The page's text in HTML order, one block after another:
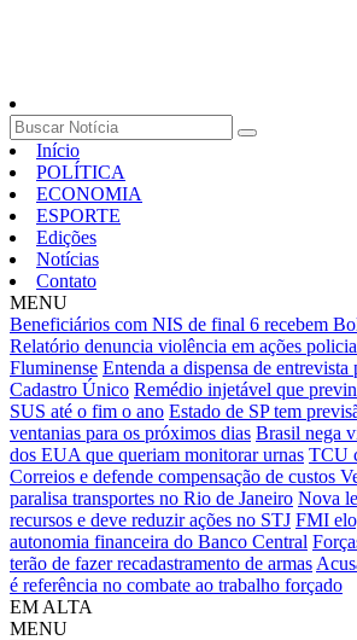
Início
POLÍTICA
ECONOMIA
ESPORTE
Edições
Notícias
Contato
MENU
Beneficiários com NIS de final 6 recebem
Relatório denuncia violência em ações
Fluminense Entenda a dispensa de entrevista
Cadastro Único Remédio injetável que
SUS até o fim o ano Estado de SP tem
ventanias para os próximos dias Brasil nega
dos EUA que queriam monitorar urnas TCU
Correios e defende compensação de custos
paralisa transportes no Rio de Janeiro Nova
recursos e deve reduzir ações no STJ FMI
autonomia financeira do Banco Central
terão de fazer recadastramento de armas
é referência no combate ao trabalho forçado
EM ALTA
MENU